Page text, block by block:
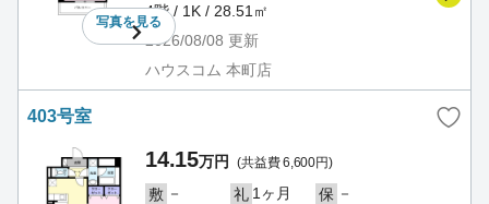
写真を見る
4階 / 1K / 28.51㎡
2026/08/08 更新
ハウスコム 本町店
403号室
14.15万円 (共益費 6,600円)
敷 － 礼 1ヶ月 保 －